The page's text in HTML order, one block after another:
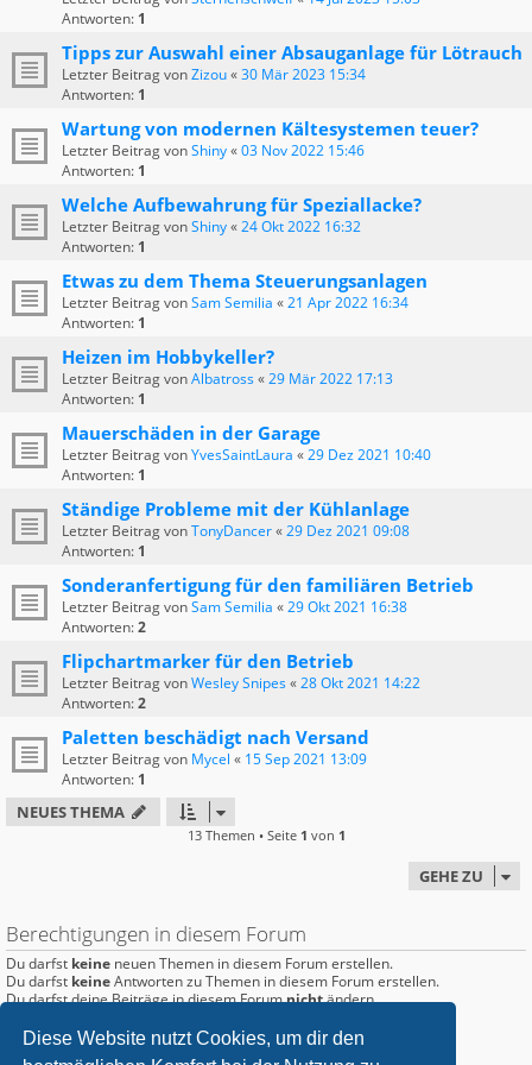
Diese Website nutzt Cookies, um dir den
Antworten: 1
Tipps zur Auswahl einer Absauganlage für Lötrauch
Letzter Beitrag vonZizou«30 Mär 2023 15:34
Antworten: 1
Wartung von modernen Kältesystemen teuer?
Letzter Beitrag vonShiny«03 Nov 2022 15:46
Antworten: 1
Welche Aufbewahrung für Speziallacke?
Letzter Beitrag vonShiny«24 Okt 2022 16:32
Antworten: 1
Etwas zu dem Thema Steuerungsanlagen
Letzter Beitrag vonSam Semilia «21 Apr 2022 16:34
Antworten: 1
Heizen im Hobbykeller?
Letzter Beitrag vonAlbatross«29 Mär 2022 17:13
Antworten: 1
Mauerschäden in der Garage
Letzter Beitrag vonYvesSaintLaura «29 Dez 2021 10:40
Antworten: 1
Ständige Probleme mit der Kühlanlage
Letzter Beitrag vonTonyDancer«29 Dez 2021 09:08
Antworten: 1
Sonderanfertigung für den familiären Betrieb
Letzter Beitrag vonSam Semilia «29 Okt 2021 16:38
Antworten:2
Flipchartmarker für den Betrieb
Letzter Beitrag vonWesley Snipes«28 Okt 2021 14:22
Antworten:2
Paletten beschädigt nach Versand
Letzter Beitrag von Mycel « 15 Sep 2021 13:09
Antworten: 1
NEUES THEMA
13 Themen • Seite 1 von 1
GEHE ZU
Berechtigungen in diesem Forum
Du darfst keine neuen Themen in diesem Forum erstellen.
Du darfst keineAntworten zu Themen in diesem Forum erstellen.
Du darfst deine Beiträge in diesem Forumnichtändern.
Du darfstkeineDateianhänge in diesem Forum erstellen.